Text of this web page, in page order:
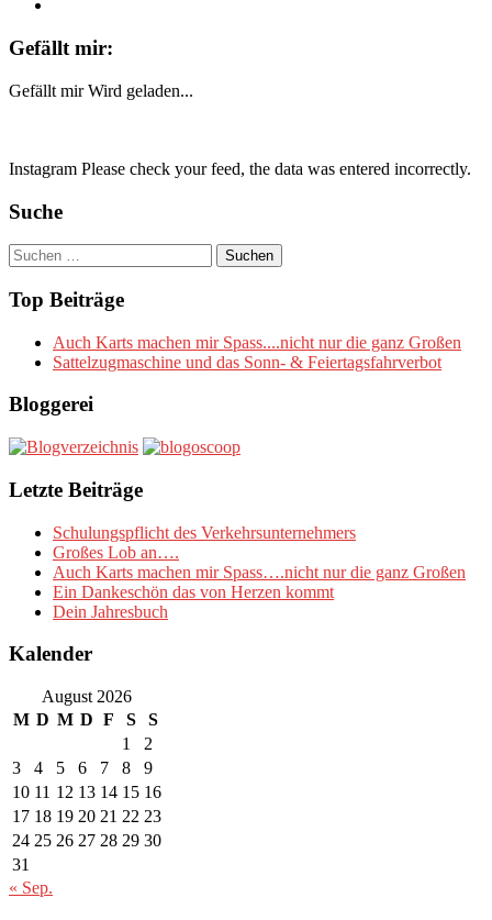
Gefällt mir:
Gefällt mir Wird geladen...
Instagram Please check your feed, the data was entered incorrectly.
Suche
Suchen
nach:
Top Beiträge
Auch Karts machen mir Spass....nicht nur die ganz Großen
Sattelzugmaschine und das Sonn- & Feiertagsfahrverbot
Bloggerei
Letzte Beiträge
Schulungspflicht des Verkehrsunternehmers
Großes Lob an….
Auch Karts machen mir Spass….nicht nur die ganz Großen
Ein Dankeschön das von Herzen kommt
Dein Jahresbuch
Kalender
August 2026
M D M D F S
S
1
2
3
4 5 6 7 8
9
10 11 12 13 14 15 16
17 18 19 20 21 22 23
24 25 26 27 28 29 30
31
« Sep.